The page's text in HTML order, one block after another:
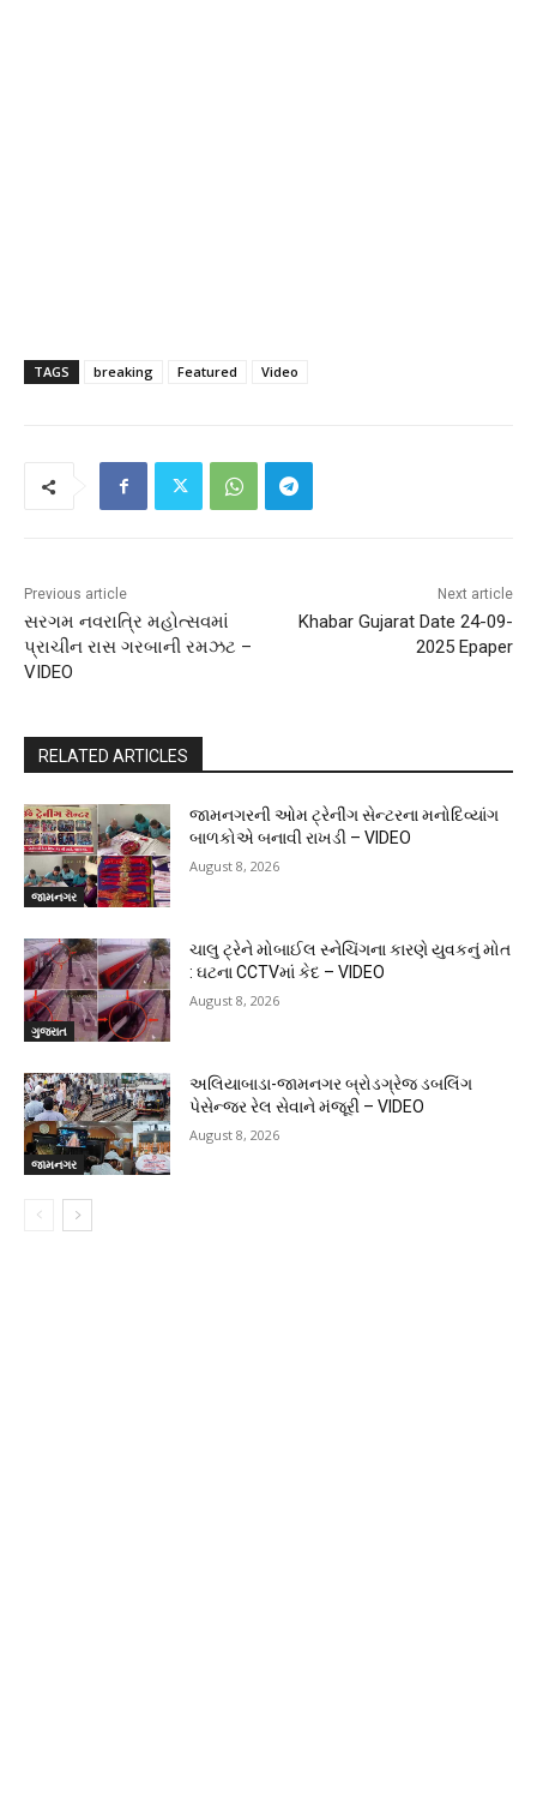
TAGS breaking Featured Video
Previous article
સરગમ નવરાત્રિ મહોત્સવમાં
પ્રાચીન રાસ ગરબાની રમઝટ –
VIDEO
Next article
Khabar Gujarat Date 24-09-
2025 Epaper
RELATED ARTICLES
જામનગર
જામનગરની ઓમ ટ્રેનીંગ સેન્ટરના મનોદિવ્યાંગ
બાળકોએ બનાવી રાખડી – VIDEO
August 8, 2026
ગુજરાત
ચાલુ ટ્રેને મોબાઈલ સ્નેચિંગના કારણે યુવકનું મોત
: ઘટના CCTVમાં કેદ – VIDEO
August 8, 2026
જામનગર
અલિયાબાડા-જામનગર બ્રોડગ્રેજ ડબલિંગ
પેસેન્જર રેલ સેવાને મંજૂરી – VIDEO
August 8, 2026